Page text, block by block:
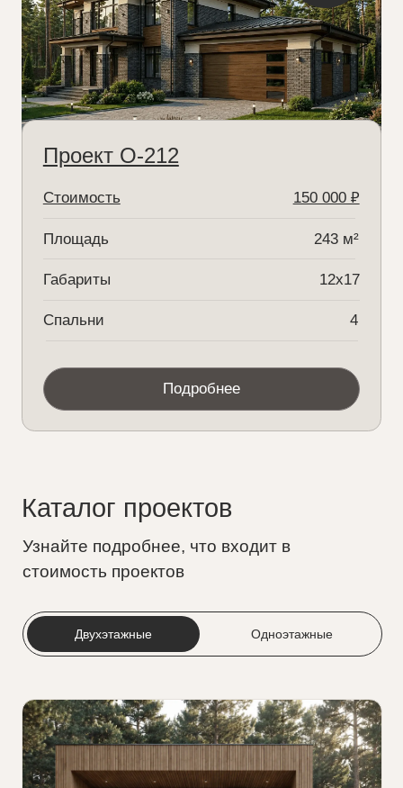
Габариты
243 м²
Площадь
150 000 ₽
Стоимость
Проект О-212
Узнайте подробнее, что входит в
стоимость проектов
Площадь: 243 м² ⠀Габариты: 12x17 ⠀Спальни: 4
220 000 ₽
Проект Х-253